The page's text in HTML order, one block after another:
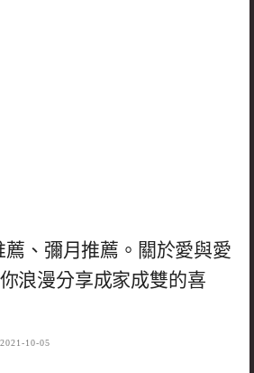
、彌月推薦。關於愛與愛
浪漫分享成家成雙的喜
2021-10-05